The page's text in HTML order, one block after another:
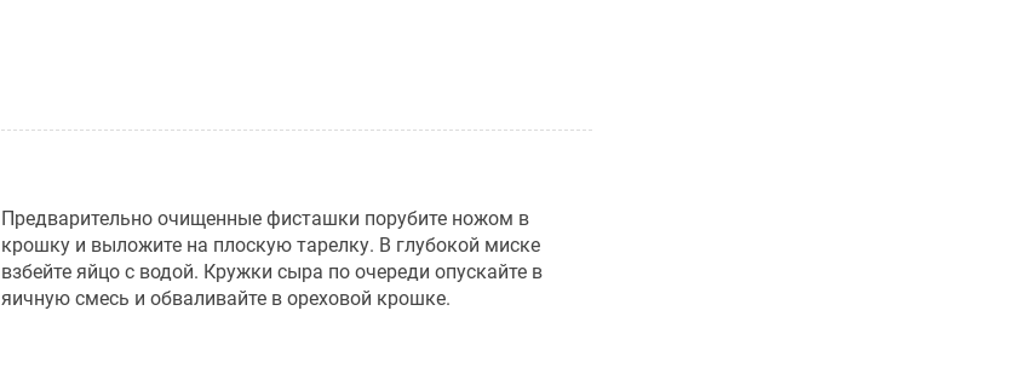
Предварительно очищенные фисташки порубите ножом в
крошку и выложите на плоскую тарелку. В глубокой миске
взбейте яйцо с водой. Кружки сыра по очереди опускайте в
яичную смесь и обваливайте в ореховой крошке.